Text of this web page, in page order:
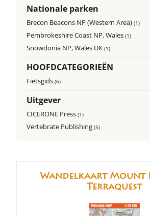
Nationale parken
Brecon Beacons NP (Western Area)(1)
Pembrokeshire Coast NP, Wales(1)
Snowdonia NP, Wales UK(1)
HOOFDCATEGORIEËN
Fietsgids(6)
Uitgever
CICERONE Press(1)
Vertebrate Publishing(5)
Wandelkaart Mount
Terraquest